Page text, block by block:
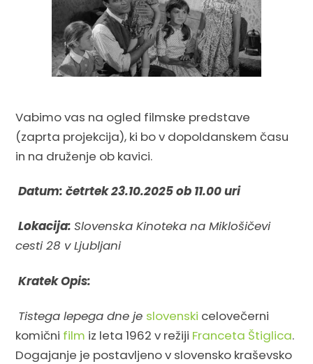
Vabimo vas na ogled filmske predstave
(zaprta projekcija), ki bo v dopoldanskem času
in na druženje ob kavici.
Datum: četrtek 23.10.2025 ob 11.00 uri
Lokacija:Slovenska Kinoteka na Miklošičevi
cesti 28 v Ljubljani
Kratek Opis:
Tistega lepega dne je slovenski celovečerni
komični film iz leta 1962 v režiji Franceta Štiglica.
Dogajanje je postavljeno v slovensko kraševsko